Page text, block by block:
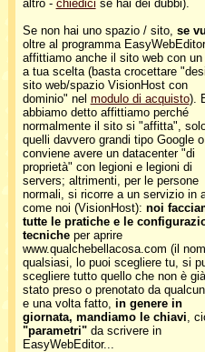
altro - chiedici se hai dei dubbi).
Se non hai uno spazio / sito, se
oltre al programma
affittiamo anche il sito web con un
a tua scelta (basta crocettare
sito web/spazio VisionHost con
dominio" nel modulo di acquisto).
abbiamo detto affittiamo perché
normalmente il sito si "affitta",
quelli davvero grandi tipo Google
conviene avere un datacenter "di
proprietà" con legioni e legioni di
servers; altrimenti, per le persone
normali, si ricorre a un servizio in
come noi (VisionHost): noi
tutte le pratiche e le
tecnicheper aprire
www.qualchebellacosa.com (il
qualsiasi, lo puoi scegliere tu, si
scegliere tutto quello che non è già
stato preso o prenotato da
e una volta fatto, in genere in
giornata, mandiamo le chiavi,
"parametri" da scrivere in
EasyWebEditor...